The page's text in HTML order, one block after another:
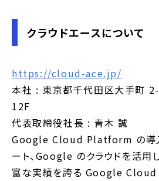
クラウドエースについて
https://cloud-ace.jp/
本社 : 東京都千代田区大手町
12F
代表取締役社長 : 青木 誠
Google Cloud Platform の導
ート、Google のクラウドを活用
富な実績を誇る Google